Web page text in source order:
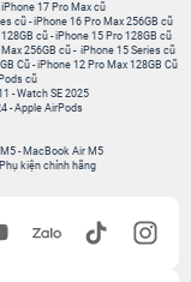
iPhone 17 Pro Max cũ
cũ- iPhone 16 Pro Max 256GB cũ
cũ-iPhone 15 Pro 128GB cũ
256GB cũ- iPhone 15 Series cũ
Cũ-iPhone 12 Pro Max 128GB Cũ
cũ
-Watch SE 2025
-Apple AirPods
- MacBook Air M5
Phụ kiện chính hãng